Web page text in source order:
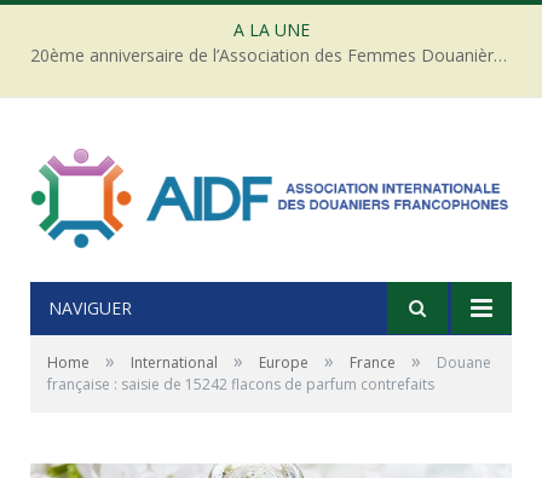
A LA UNE
20ème anniversaire de l’Association des Femmes Douanières de Côte d’ivoire
NAVIGUER
Home » International » Europe » France »
Douane
française : saisie de 15242 flacons de parfum contrefaits